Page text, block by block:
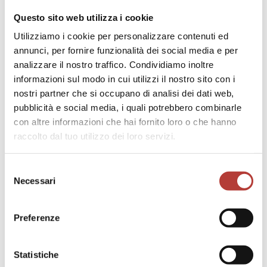
Questo sito web utilizza i cookie
Utilizziamo i cookie per personalizzare contenuti ed
annunci, per fornire funzionalità dei social media e per
analizzare il nostro traffico. Condividiamo inoltre
informazioni sul modo in cui utilizzi il nostro sito con i
nostri partner che si occupano di analisi dei dati web,
pubblicità e social media, i quali potrebbero combinarle
con altre informazioni che hai fornito loro o che hanno
raccolto dal tuo utilizzo dei loro servizi.
delNecessari
Preferenze
Statistiche
SAGGI 7